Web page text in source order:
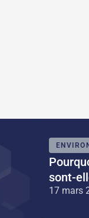
sont-
17 mars